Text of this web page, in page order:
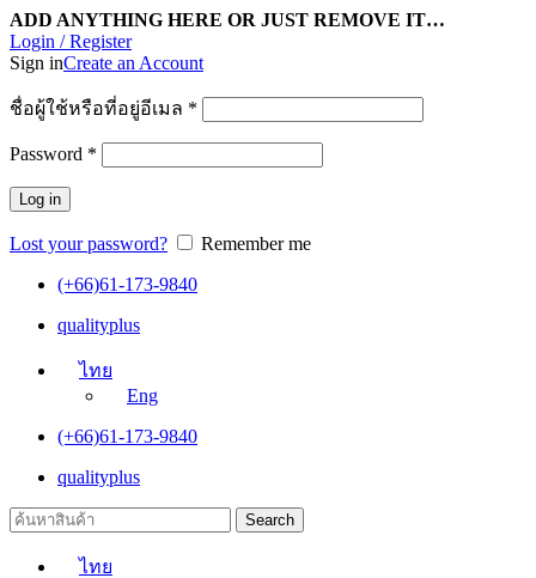
ADD ANYTHING HERE OR JUST REMOVE IT…
Login / Register
Sign inCreate an Account
ชื่อผู้ใช้หรือที่อยู่อีเมล *
Password *
Log in
Lost your password?
Remember me
(+66)61-173-9840
qualityplus
ไทย
Eng
(+66)61-173-9840
qualityplus
Search
ไทย